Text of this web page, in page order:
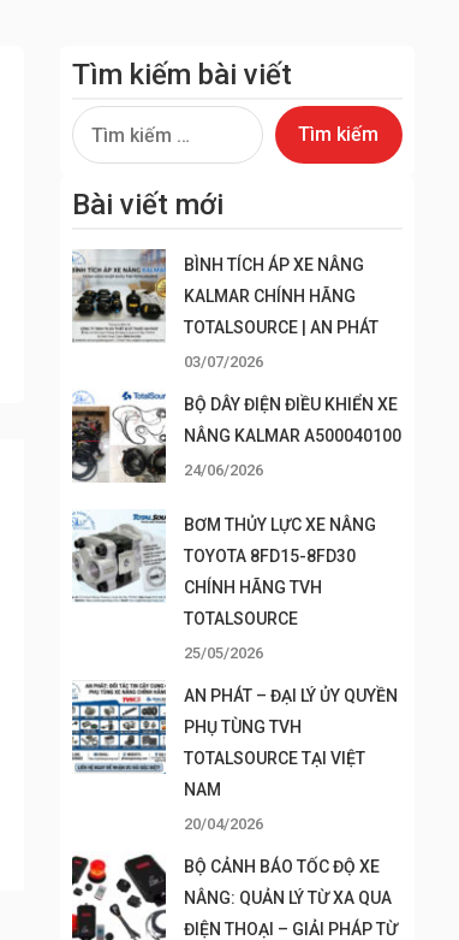
Tìm kiếm bài viết
Tìm
kiếm
Bài viết mới
BÌNH TÍCH ÁP XE NÂNG
KALMAR CHÍNH HÃNG
TOTALSOURCE | AN PHÁT
03/07/2026
BỘ DÂY ĐIỆN ĐIỀU KHIỂN XE
NÂNG KALMAR A500040100
24/06/2026
BƠM THỦY LỰC XE NÂNG
TOYOTA 8FD15-8FD30
CHÍNH HÃNG TVH
TOTALSOURCE
25/05/2026
AN PHÁT – ĐẠI LÝ ỦY QUYỀN
PHỤ TÙNG TVH
TOTALSOURCE TẠI VIỆT
NAM
20/04/2026
BỘ CẢNH BÁO TỐC ĐỘ XE
NÂNG: QUẢN LÝ TỪ XA QUA
ĐIỆN THOẠI – GIẢI PHÁP TỪ